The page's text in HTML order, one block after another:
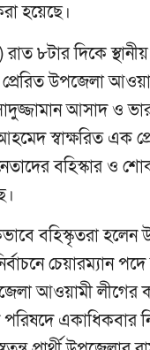
হয়েছে।
৮টার দিকে
উপজেলা
আসাদ ও
স্বাক্ষরিত এক
বহিস্কার ও
বহিস্কৃতরা হলেন
চেয়ারম্যান
আওয়ামী লীগের
একাধিকবার